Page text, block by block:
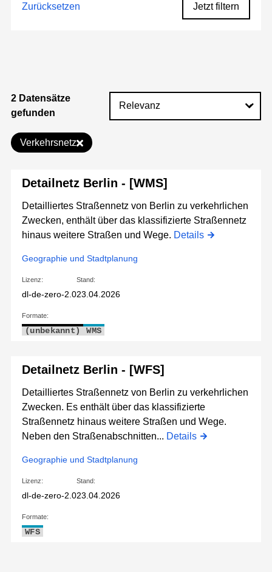
Zurücksetzen Jetzt filtern
2 Datensätze
gefunden
Verkehrsnetz
Detailnetz Berlin - [WMS]
Detailliertes Straßennetz von Berlin zu verkehrlichen
Zwecken, enthält über das klassifizierte Straßennetz
hinaus weitere Straßen und Wege. Details
Geographie und Stadtplanung
Lizenz:
dl-de-zero-2.0
Stand:
23.04.2026
Formate:
(unbekannt) WMS
Detailnetz Berlin - [WFS]
Detailliertes Straßennetz von Berlin zu verkehrlichen
Zwecken. Es enthält über das klassifizierte
Straßennetz hinaus weitere Straßen und Wege.
Neben den Straßenabschnitten... Details
Geographie und Stadtplanung
Lizenz:
dl-de-zero-2.0
Stand:
23.04.2026
Formate:
WFS